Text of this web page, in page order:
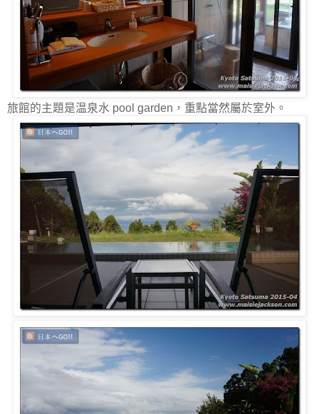
旅館的主題是温泉水 pool garden，重點當然屬於室外。